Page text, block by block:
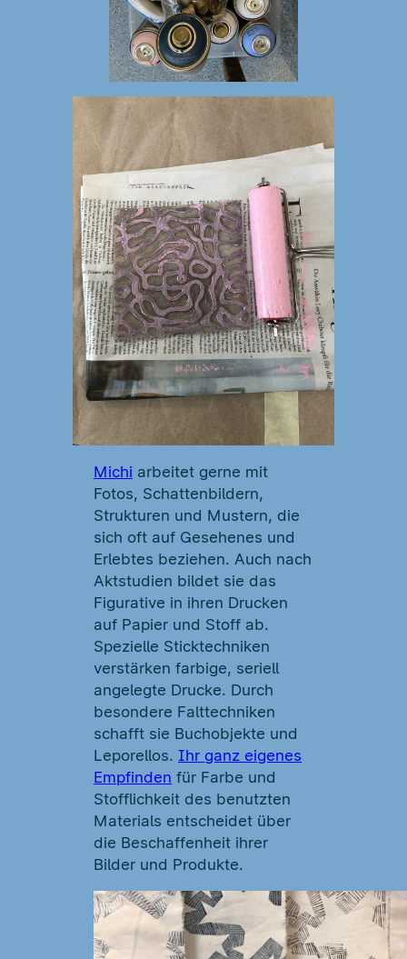
Michi arbeitet gerne mit
Fotos, Schattenbildern,
Strukturen und Mustern, die
sich oft auf Gesehenes und
Erlebtes beziehen. Auch nach
Aktstudien bildet sie das
Figurative in ihren Drucken
auf Papier und Stoff ab.
Spezielle Sticktechniken
verstärken farbige, seriell
angelegte Drucke. Durch
besondere Falttechniken
schafft sie Buchobjekte und
Leporellos.Ihr ganz eigenes
Empfinden für Farbe und
Stofflichkeit des benutzten
Materials entscheidet über
die Beschaffenheit ihrer
Bilder und Produkte.